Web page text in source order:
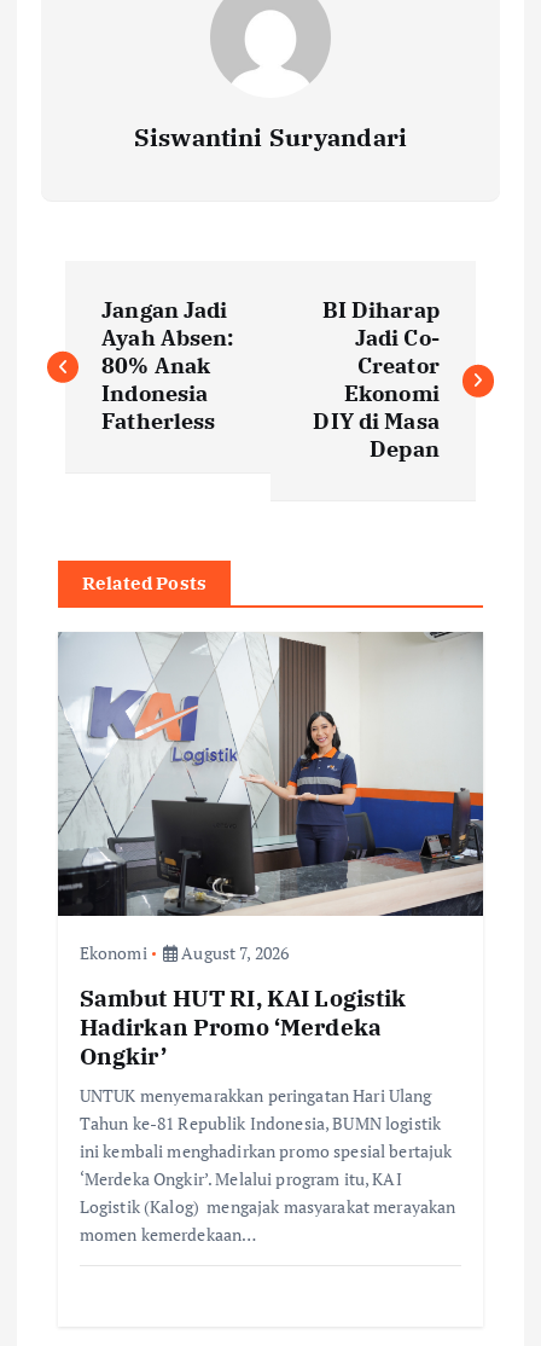
Siswantini Suryandari
o
v
g
a
t
Jangan Jadi
Ayah Absen:
80% Anak
Indonesia
Fatherless
BI Diharap
Jadi Co-
Creator
Ekonomi
DIY di Masa
Depan
Related Posts
Ekonomi August 7, 2026
Sambut HUT RI, KAI Logistik
Hadirkan Promo ‘Merdeka
Ongkir’
UNTUK menyemarakkan peringatan Hari Ulang
Tahun ke-81 Republik Indonesia, BUMN logistik
ini kembali menghadirkan promo spesial bertajuk
‘Merdeka Ongkir’. Melalui program itu, KAI
Logistik (Kalog) mengajak masyarakat merayakan
momen kemerdekaan…